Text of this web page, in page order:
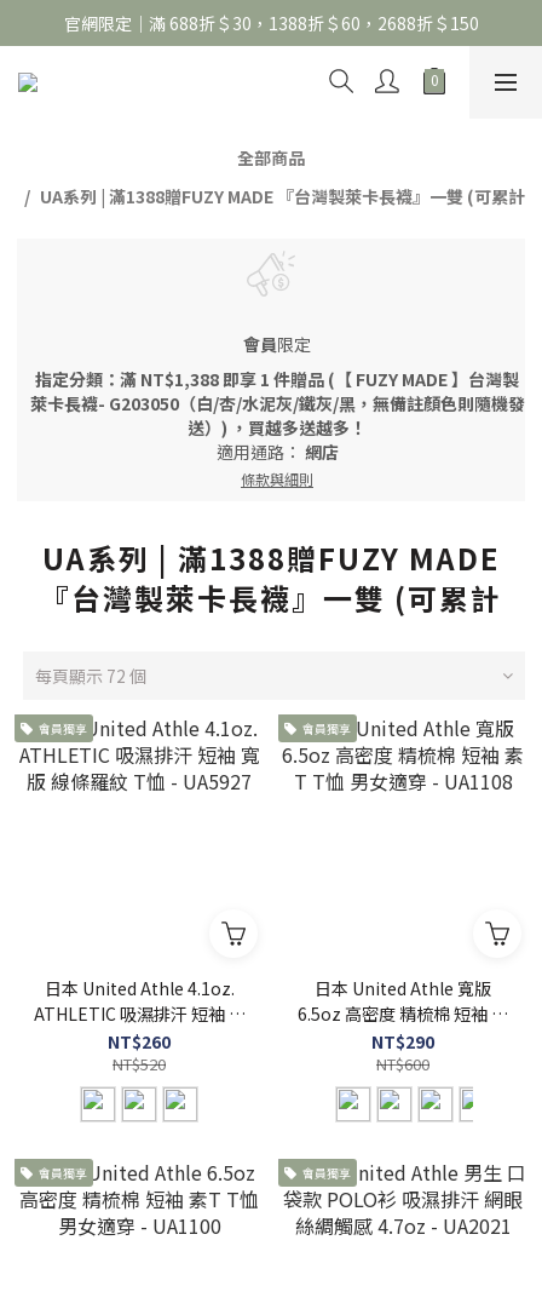
官網限定｜滿 688折＄30，1388折＄60，2688折＄150
官網限定｜滿 688折＄30，1388折＄60，2688折＄150
United Athle系列｜註冊會員299免運
全部商品
UA系列 | 滿1388贈FUZY MADE 『台灣製萊卡長襪』一雙 (可累計
會員限定
指定分類：滿 NT$1,388 即享 1 件贈品 (【 FUZY MADE 】台灣製
萊卡長襪- G203050（白/杏/水泥灰/鐵灰/黑，無備註顏色則隨機發
送）) ，買越多送越多！
適用通路： 網店
條款與細則
UA系列 | 滿1388贈FUZY MADE
『台灣製萊卡長襪』一雙 (可累計
每頁顯示 72 個
會員獨享
日本 United Athle 4.1oz.
ATHLETIC 吸濕排汗 短袖 寬
版 線條羅紋 T恤 - UA5927
NT$260
NT$520
會員獨享
日本 United Athle 寬版
6.5oz 高密度 精梳棉 短袖 素
T T恤 男女適穿 - UA1108
NT$290
NT$600
會員獨享 會員獨享